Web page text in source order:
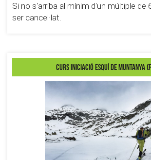
Si no s'arriba al mínim d'un múltiple de
ser cancel·lat.
Curs iniciació esquí de muntanya